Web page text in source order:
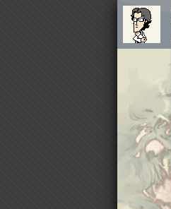
Salta al contenuto principale